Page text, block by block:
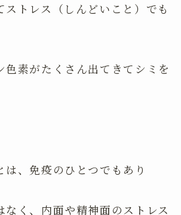
ストレス（しんどいこと）でも
色素がたくさん出てきてシミを
は、免疫のひとつでもあり
なく、内面や精神面のストレス